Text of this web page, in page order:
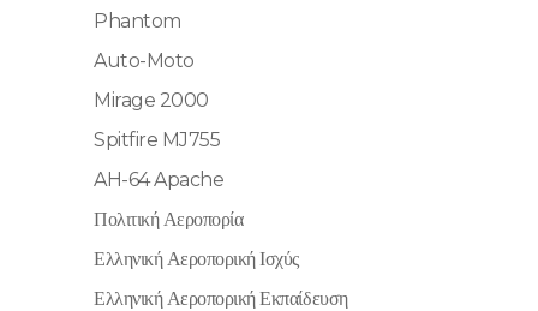
Phantom
Auto-Moto
Mirage 2000
Spitfire MJ755
AH-64 Apache
Πολιτική Αεροπορία
Ελληνική Αεροπορική Ισχύς
Ελληνική Αεροπορική Εκπαίδευση